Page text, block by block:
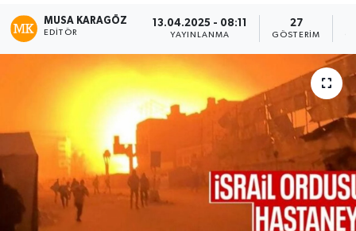
MUSA KARAGÖZ
EDITÖR
13.04.2025 - 08:11
YAYINLANMA
27
GÖSTERIM
Haber Arşivi